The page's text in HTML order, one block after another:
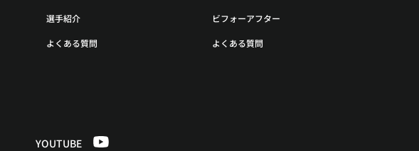
選手紹介
よくある質問
ビフォーアフター
よくある質問
YOUTUBE